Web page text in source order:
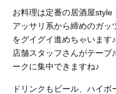
お料理は定番の居酒屋style
アッサリ系から締めのガッ
をグイグイ進めちゃいます♪
店舗スタッフさんがテーブ
ークに集中できますね♪
ドリンクもビール、ハイ